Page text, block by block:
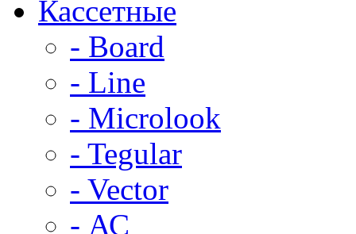
Кассетные
- Board
- Line
- Microlook
- Tegular
- Vector
- АС